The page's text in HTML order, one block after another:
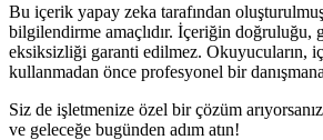
Bu içerik yapay zeka tarafından
bilgilendirme amaçlıdır. İçeriğin doğruluğu,
eksiksizliği garanti edilmez. Okuyucuların,
kullanmadan önce profesyonel bir
Siz de işletmenize özel bir çözüm
ve geleceğe bugünden adım atın!